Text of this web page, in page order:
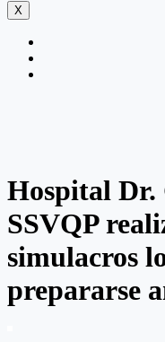
X
Hospital Dr.
SSVQP
simulacros
prepararse